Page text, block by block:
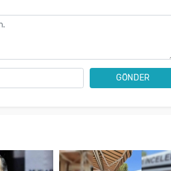
GÖNDER